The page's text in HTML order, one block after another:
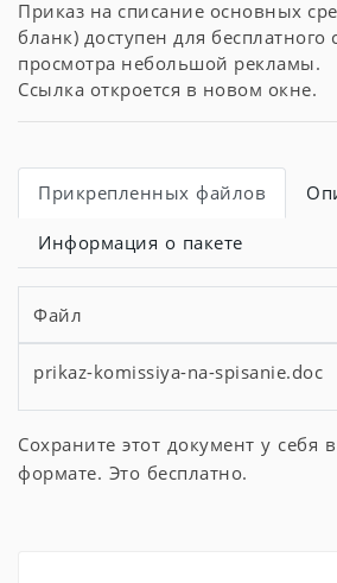
Приказ на списание основных
бланк) доступен для бесплатного
просмотра небольшой рекламы.
Ссылка откроется в новом окне.
Прикрепленных файлов
Информация о пакете
Файл
prikaz-komissiya-na-spisanie.doc
Сохраните этот документ у себя
формате. Это бесплатно.